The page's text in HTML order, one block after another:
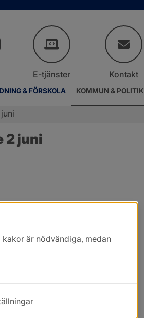
& FÖRSKOLA KOMMUN & POLITIK
E-tjänster Kontakt
2 juni
är nödvändiga, medan